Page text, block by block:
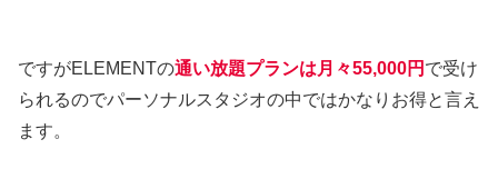
ですがELEMENTの通い放題プランは月々55,000円 で受け
られるのでパーソナルスタジオの中ではかなりお得と言え
ます。